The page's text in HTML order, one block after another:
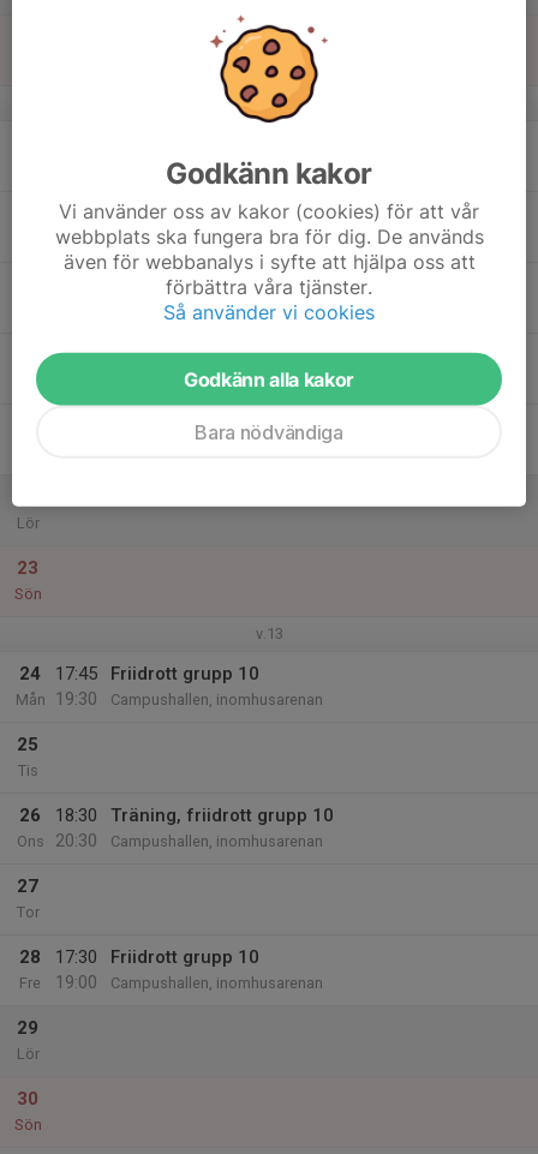
v.12
Campushallen, inomhusarenan
Träning, friidrott grupp 10
Campushallen, inomhusarenan
Tor
Friidrott grupp 10
Lör
23
Sön
v.13
24
Mån
17:45
19:30
Friidrott grupp 10
Campushallen, inomhusarenan
25
Tis
26
Ons
18:30
20:30
Träning, friidrott grupp 10
Campushallen, inomhusarenan
27
Tor
28
Fre
17:30
19:00
Friidrott grupp 10
Campushallen, inomhusarenan
29
Lör
30
Sön
Godkänn kakor
Vi använder oss av kakor (cookies) för att vår
webbplats ska fungera bra för dig. De används
även för webbanalys i syfte att hjälpa oss att
förbättra våra tjänster.
Så använder vi cookies
Godkänn alla kakor
Bara nödvändiga